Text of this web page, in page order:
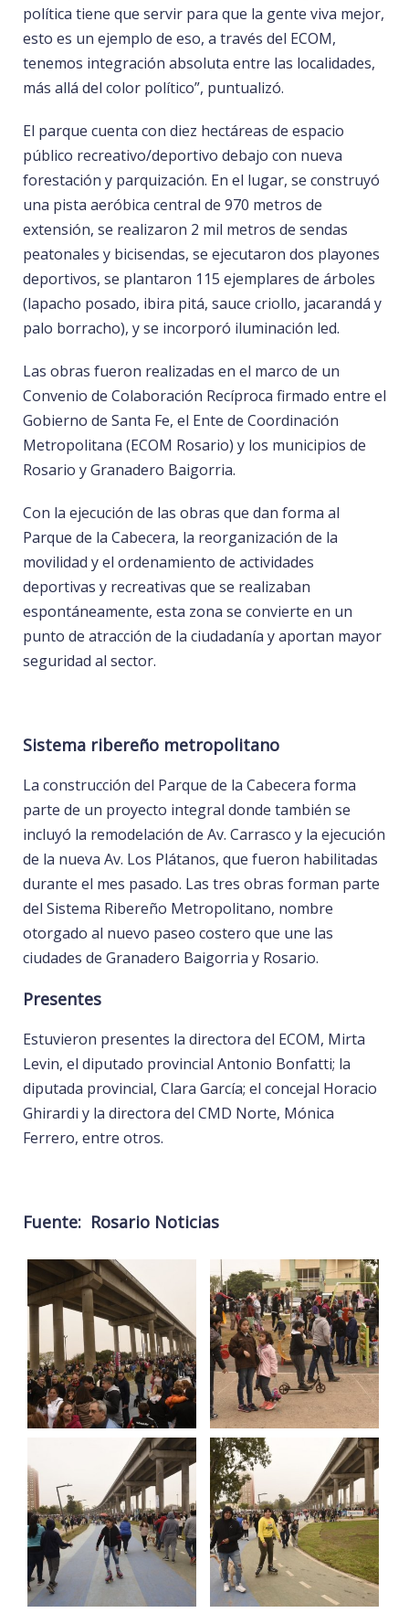
política tiene que servir para que la gente viva mejor,
esto es un ejemplo de eso, a través del ECOM,
tenemos integración absoluta entre las localidades,
más allá del color político”, puntualizó.
El parque cuenta con diez hectáreas de espacio
público recreativo/deportivo debajo con nueva
forestación y parquización. En el lugar, se construyó
una pista aeróbica central de 970 metros de
extensión, se realizaron 2 mil metros de sendas
peatonales y bicisendas, se ejecutaron dos playones
deportivos, se plantaron 115 ejemplares de árboles
(lapacho posado, ibira pitá, sauce criollo, jacarandá y
palo borracho), y se incorporó iluminación led.
Las obras fueron realizadas en el marco de un
Convenio de Colaboración Recíproca firmado entre el
Gobierno de Santa Fe, el Ente de Coordinación
Metropolitana (ECOM Rosario) y los municipios de
Rosario y Granadero Baigorria.
Con la ejecución de las obras que dan forma al
Parque de la Cabecera, la reorganización de la
movilidad y el ordenamiento de actividades
deportivas y recreativas que se realizaban
espontáneamente, esta zona se convierte en un
punto de atracción de la ciudadanía y aportan mayor
seguridad al sector.
Sistema ribereño metropolitano
La construcción del Parque de la Cabecera forma
parte de un proyecto integral donde también se
incluyó la remodelación de Av. Carrasco y la ejecución
de la nueva Av. Los Plátanos, que fueron habilitadas
durante el mes pasado. Las tres obras forman parte
del Sistema Ribereño Metropolitano, nombre
otorgado al nuevo paseo costero que une las
ciudades de Granadero Baigorria y Rosario.
Presentes
Estuvieron presentes la directora del ECOM, Mirta
Levin, el diputado provincial Antonio Bonfatti; la
diputada provincial, Clara García; el concejal Horacio
Ghirardi y la directora del CMD Norte, Mónica
Ferrero, entre otros.
Fuente: Rosario Noticias